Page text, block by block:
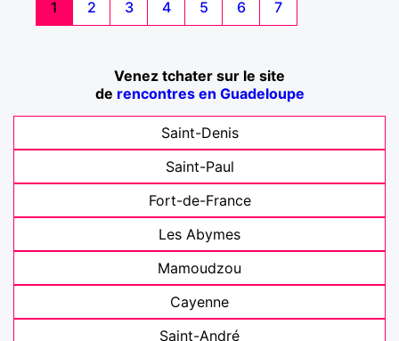
1 2 3 4 5 6 7
Venez tchater sur le site
de rencontres en Guadeloupe
Saint-Denis
Saint-Paul
Fort-de-France
Les Abymes
Mamoudzou
Cayenne
Saint-André